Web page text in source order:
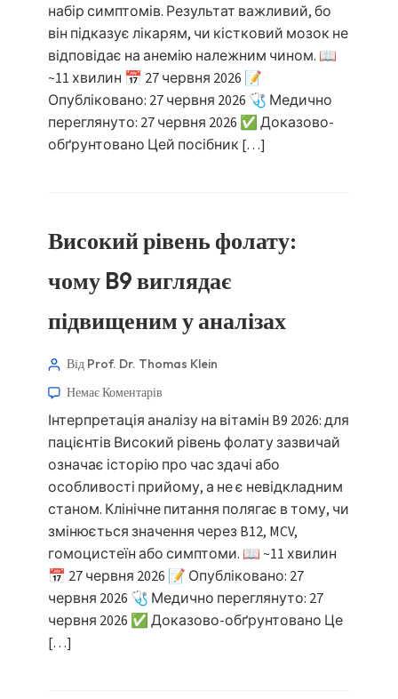
набір симптомів. Результат важливий, бо
він підказує лікарям, чи кістковий мозок не
відповідає на анемію належним чином. 📖
~11 хвилин 📅 27 червня 2026 📝
Опубліковано: 27 червня 2026 🩺 Медично
переглянуто: 27 червня 2026 ✅ Доказово-
обґрунтовано Цей посібник […]
Високий рівень фолату:
чому B9 виглядає
підвищеним у аналізах
Від Prof. Dr. Thomas Klein
Немає Коментарів
Інтерпретація аналізу на вітамін B9 2026: для
пацієнтів Високий рівень фолату зазвичай
означає історію про час здачі або
особливості прийому, а не є невідкладним
станом. Клінічне питання полягає в тому, чи
змінюється значення через B12, MCV,
гомоцистеїн або симптоми. 📖 ~11 хвилин
📅 27 червня 2026 📝 Опубліковано: 27
червня 2026 🩺 Медично переглянуто: 27
червня 2026 ✅ Доказово-обґрунтовано Це
[…]